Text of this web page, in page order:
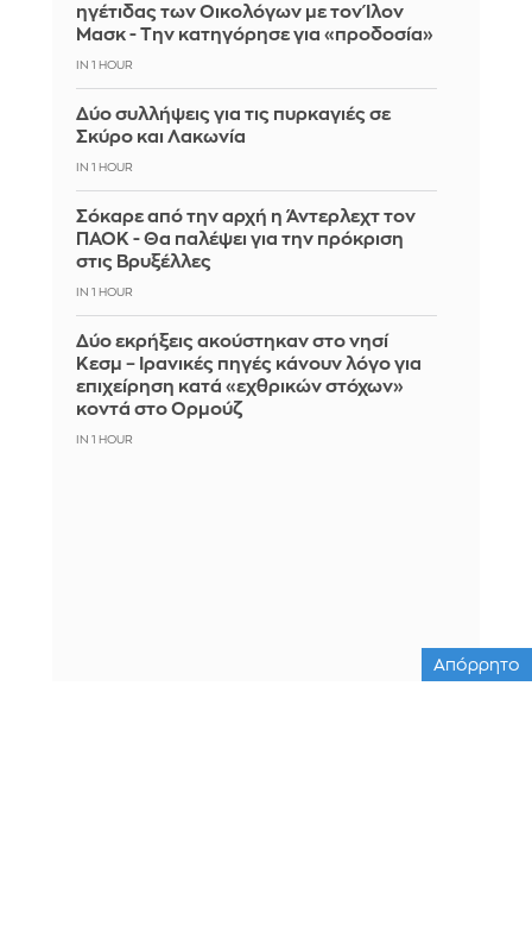
ηγέτιδας των Οικολόγων με τον Ίλον
Μασκ - Την κατηγόρησε για «προδοσία»
IN 1 HOUR
Δύο συλλήψεις για τις πυρκαγιές σε
Σκύρο και Λακωνία
IN 1 HOUR
Σόκαρε από την αρχή η Άντερλεχτ τον
ΠΑΟΚ - Θα παλέψει για την πρόκριση
στις Βρυξέλλες
IN 1 HOUR
Δύο εκρήξεις ακούστηκαν στο νησί
Κεσμ – Ιρανικές πηγές κάνουν λόγο για
επιχείρηση κατά «εχθρικών στόχων»
κοντά στο Ορμούζ
IN 1 HOUR
Απόρρητο